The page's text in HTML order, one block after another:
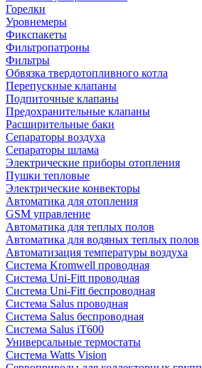
Горелки
Уровнемеры
Фикспакеты
Фильтропатроны
Фильтры
Обвязка твердотопливного котла
Перепускные клапаны
Подпиточные клапаны
Предохранительные клапаны
Расширительные баки
Сепараторы воздуха
Сепараторы шлама
Электрические приборы отопления
Пушки тепловые
Электрические конвекторы
Автоматика для отопления
GSM управление
Автоматика для теплых полов
Автоматика для водяных теплых полов
Автоматизация температуры воздуха
Система Kromwell проводная
Система Uni-Fitt проводная
Система Uni-Fitt беспроводная
Система Salus проводная
Система Salus беспроводная
Система Salus iT600
Универсальные термостаты
Система Watts Vision